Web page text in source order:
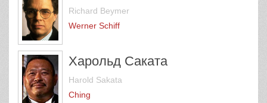
Richard Beymer
Werner Schiff
Харольд Саката
Harold Sakata
Ching